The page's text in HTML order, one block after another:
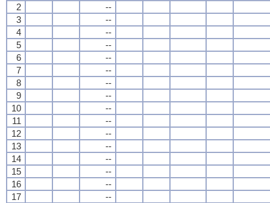
2
--
3
--
4
--
5
--
6
--
7
--
8
--
9
--
10
--
11
--
12
--
13
--
14
--
15
--
16
--
17
--